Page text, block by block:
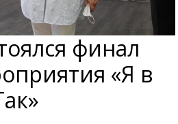
финал
«Я в